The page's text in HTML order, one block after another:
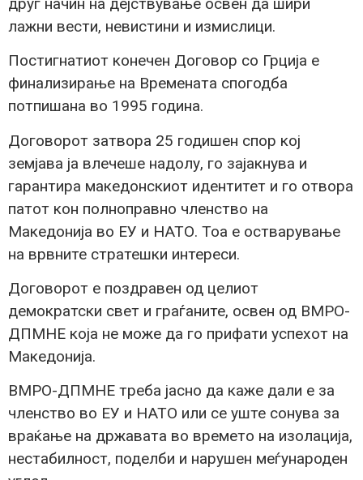
лажни вести, невистини и измислици.
Постигнатиот конечен Договор со Грција е
финализирање на Времената спогодба
потпишана во 1995 година.
Договорот затвора 25 годишен спор кој
земјава ја влечеше надолу, го зајакнува и
гарантира македонскиот идентитет и го отвора
патот кон полноправно членство на
Македонија во ЕУ и НАТО. Тоа е остварување
на врвните стратешки интереси.
Договорот е поздравен од целиот
демократски свет и граѓаните, освен од ВМРО-
ДПМНЕ која не може да го прифати успехот на
Македонија.
ВМРО-ДПМНЕ треба јасно да каже дали е за
членство во ЕУ и НАТО или се уште сонува за
враќање на државата во времето на изолација,
нестабилност, поделби и нарушен меѓународен